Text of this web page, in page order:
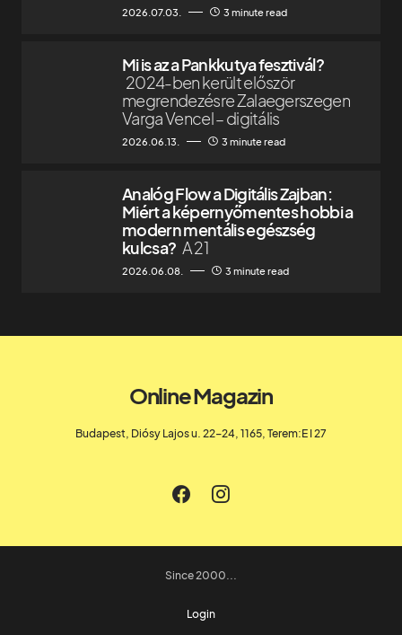
2026.07.03. 3 minute read
Mi is az a Pankkutya fesztivál?
2024-ben került először
megrendezésre Zalaegerszegen
Varga Vencel – digitális
2026.06.13. 3 minute read
Analóg Flow a Digitális Zajban:
Miért a képernyőmentes hobbi a
modern mentális egészség
kulcsa? A 21
2026.06.08. 3 minute read
Online Magazin
Budapest, Diósy Lajos u. 22-24, 1165, Terem:E I 27
Since 2000...
Login